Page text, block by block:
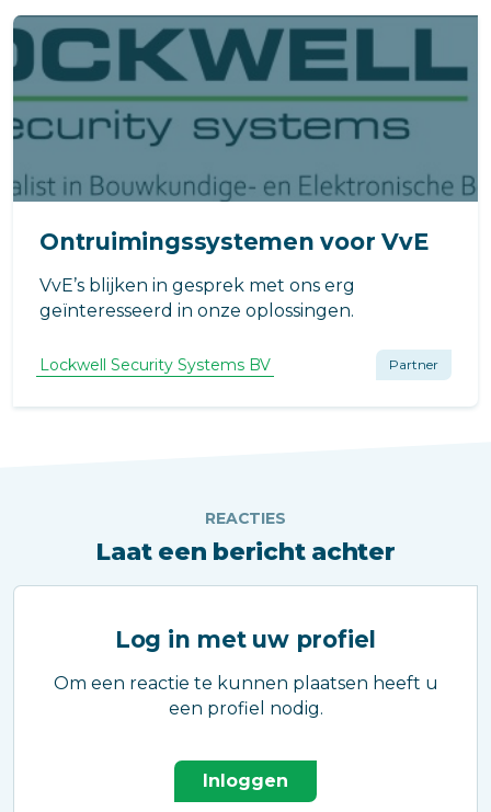
Ontruimingssystemen voor VvE
VvE’s blijken in gesprek met ons erg
geïnteresseerd in onze oplossingen.
Lockwell Security Systems BV Partner
REACTIES
Laat een bericht achter
Log in met uw profiel
Om een reactie te kunnen plaatsen heeft u
een profiel nodig.
Inloggen